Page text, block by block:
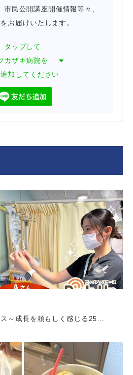
市民公開講座開催情報等々、
お届けいたします。
タップして
カザキ病院を
加してください
成長を頼もしく感じる25...